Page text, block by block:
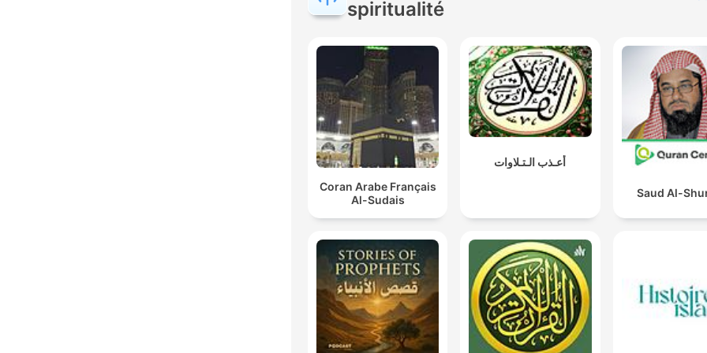
spiritualité
Coran Arabe Français
Al-Sudais
أعـذب الـتـلاوات
Saud Al-